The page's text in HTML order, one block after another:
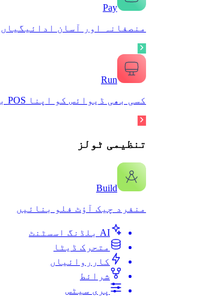
Pay
منصفانہ اور آسان ادائیگیاں
Run
کسی بھی ڈیوائس کو اپنا POS بنائیں
تنظیمی ٹولز
Build
منفرد چیک آؤٹ فلو بنائیں
AI بلڈنگ اسسٹنٹ
متحرک ڈیٹا
کارروائیاں
شرائط
پری سیٹس